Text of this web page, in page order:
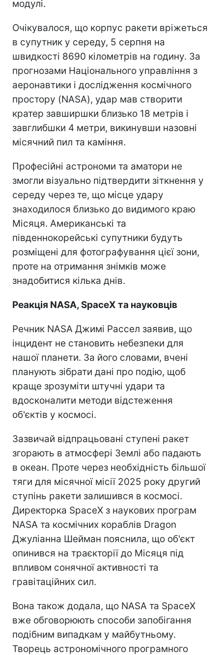
модулі.
Очікувалося, що корпус ракети вріжеться
в супутник у середу, 5 серпня на
швидкості 8690 кілометрів на годину. За
прогнозами Національного управління з
аеронавтики і дослідження космічного
простору (NASA), удар мав створити
кратер завширшки близько 18 метрів і
завглибшки 4 метри, викинувши назовні
місячний пил та каміння.
Професійні астрономи та аматори не
змогли візуально підтвердити зіткнення у
середу через те, що місце удару
знаходилося близько до видимого краю
Місяця. Американські та
південнокорейські супутники будуть
розміщені для фотографування цієї зони,
проте на отримання знімків може
знадобитися кілька днів.
Реакція NASA, SpaceX та науковців
Речник NASA Джимі Рассел заявив, що
інцидент не становить небезпеки для
нашої планети. За його словами, вчені
планують зібрати дані про подію, щоб
краще зрозуміти штучні удари та
вдосконалити методи відстеження
об'єктів у космосі.
Зазвичай відпрацьовані ступені ракет
згорають в атмосфері Землі або падають
в океан. Проте через необхідність більшої
тяги для місячної місії 2025 року другий
ступінь ракети залишився в космосі.
Директорка SpaceX з наукових програм
NASA та космічних кораблів Dragon
Джуліанна Шейман пояснила, що об'єкт
опинився на траєкторії до Місяця під
впливом сонячної активності та
гравітаційних сил.
Вона також додала, що NASA та SpaceX
вже обговорюють способи запобігання
подібним випадкам у майбутньому.
Творець астрономічного програмного